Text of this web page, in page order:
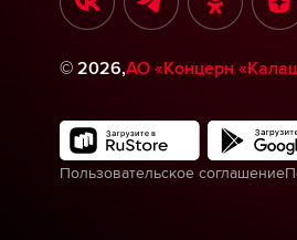
© 2026,АО «Концерн
Пользовательское соглашение